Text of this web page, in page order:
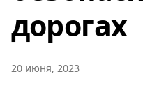
дорогах
20 июня, 2023